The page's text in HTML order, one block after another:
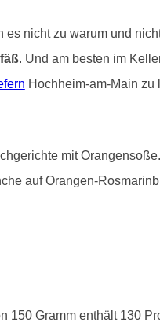
nicht zu warum und
. Und am besten im
Hochheim-am-Main zu
mit
auf Orangen-
Gramm enthält 130